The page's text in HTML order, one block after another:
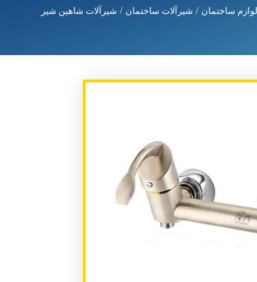
لوازم ساختمان شیرآلات ساختمان شیرآلات شاهین شیر